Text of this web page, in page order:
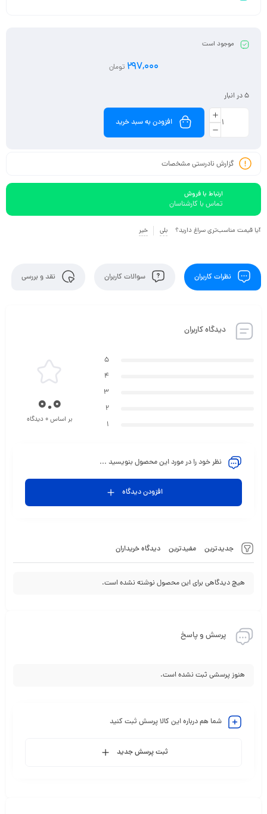
موجود است
297,000 تومان
5 در انبار
افزودن به سبد خرید
گزارش نادرستی مشخصات
ارتباط با فروش
تماس با کارشناسان
آیا قیمت مناسب‌تری سراغ دارید؟ بلی خیر
نظرات کاربران سوالات کاربران نقد و بررسی
دیدگاه کاربران
جدیدترین مفیدترین دیدگاه خریداران
هیچ دیدگاهی برای این محصول نوشته نشده است.
5
4
3
2
1
0.0
بر اساس 0 دیدگاه
نظر خود را در مورد این محصول بنویسید ...
افزودن دیدگاه
پرسش و پاسخ
هنوز پرسشی ثبت نشده است.
شما هم درباره این کالا پرسش ثبت کنید
ثبت پرسش جدید